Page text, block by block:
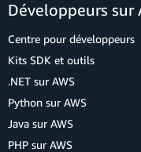
Développeurs sur
Centre pour développeurs
Kits SDK et outils
.NET sur AWS
Python sur AWS
Java sur AWS
PHP sur AWS